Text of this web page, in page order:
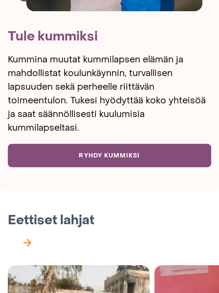
Tule kummiksi
Kummina muutat kummilapsen elämän ja
mahdollistat koulunkäynnin, turvallisen
lapsuuden sekä perheelle riittävän
toimeentulon. Tukesi hyödyttää koko yhteisöä
ja saat säännöllisesti kuulumisia
kummilapseltasi.
RYHDY KUMMIKSI
Eettiset lahjat
Seuraava